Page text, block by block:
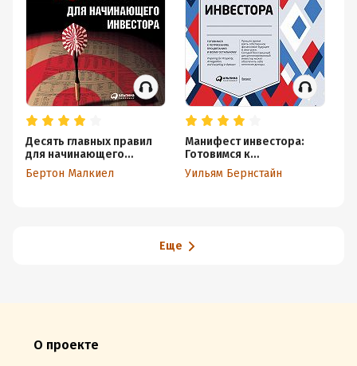
Десять главных правил
для начинающего
инвестора
Бертон Малкиел
Манифест инвестора:
Готовимся к
потрясениям,
процветанию и всему
Уильям Бернстайн
Еще
О проекте